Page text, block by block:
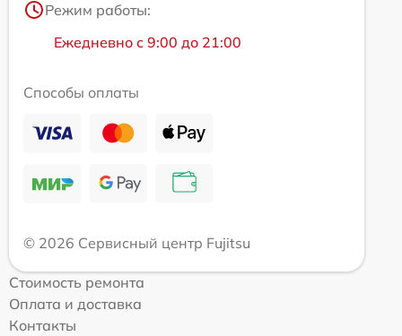
Режим работы:
Ежедневно с 9:00 до 21:00
Способы оплаты
© 2026 Сервисный центр Fujitsu
Стоимость ремонта
Оплата и доставка
Контакты